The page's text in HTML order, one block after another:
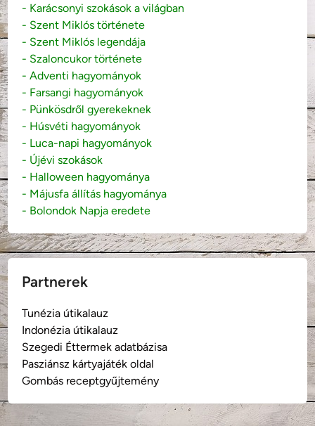
- Karácsonyi szokások a világban
- Szent Miklós története
- Szent Miklós legendája
- Szaloncukor története
- Adventi hagyományok
- Farsangi hagyományok
- Pünkösdről gyerekeknek
- Húsvéti hagyományok
- Luca-napi hagyományok
- Újévi szokások
- Halloween hagyománya
- Májusfa állítás hagyománya
- Bolondok Napja eredete
Partnerek
Tunézia útikalauz
Indonézia útikalauz
Szegedi Éttermek adatbázisa
Pasziánsz kártyajáték oldal
Gombás receptgyűjtemény